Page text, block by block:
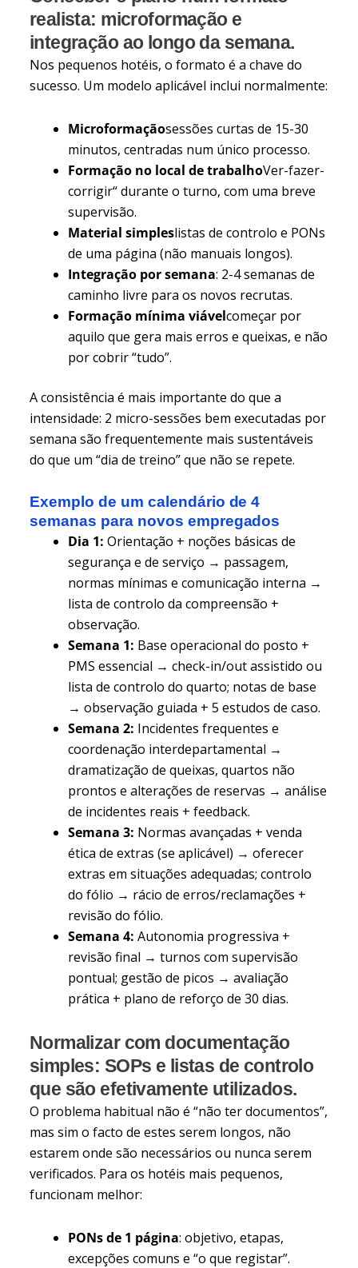
realista: microformação e
integração ao longo da semana.
Nos pequenos hotéis, o formato é a chave do
sucesso. Um modelo aplicável inclui normalmente:
Microformaçãosessões curtas de 15-30
minutos, centradas num único processo.
Formação no local de trabalhoVer-fazer-
corrigir“ durante o turno, com uma breve
supervisão.
Material simpleslistas de controlo e PONs
de uma página (não manuais longos).
Integração por semana: 2-4 semanas de
caminho livre para os novos recrutas.
Formação mínima viávelcomeçar por
aquilo que gera mais erros e queixas, e não
por cobrir “tudo”.
A consistência é mais importante do que a
intensidade: 2 micro-sessões bem executadas por
semana são frequentemente mais sustentáveis
do que um “dia de treino” que não se repete.
Exemplo de um calendário de 4
semanas para novos empregados
Dia 1: Orientação + noções básicas de
segurança e de serviço → passagem,
normas mínimas e comunicação interna →
lista de controlo da compreensão +
observação.
Semana 1: Base operacional do posto +
PMS essencial → check-in/out assistido ou
lista de controlo do quarto; notas de base
→ observação guiada + 5 estudos de caso.
Semana 2: Incidentes frequentes e
coordenação interdepartamental →
dramatização de queixas, quartos não
prontos e alterações de reservas → análise
de incidentes reais + feedback.
Semana 3: Normas avançadas + venda
ética de extras (se aplicável) → oferecer
extras em situações adequadas; controlo
do fólio → rácio de erros/reclamações +
revisão do fólio.
Semana 4: Autonomia progressiva +
revisão final → turnos com supervisão
pontual; gestão de picos → avaliação
prática + plano de reforço de 30 dias.
Normalizar com documentação
simples: SOPs e listas de controlo
que são efetivamente utilizados.
O problema habitual não é “não ter documentos”,
mas sim o facto de estes serem longos, não
estarem onde são necessários ou nunca serem
verificados. Para os hotéis mais pequenos,
funcionam melhor:
PONs de 1 página: objetivo, etapas,
excepções comuns e “o que registar”.